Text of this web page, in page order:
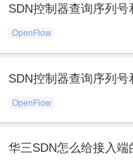
SDN控制器查询序列号
OpenFlow
SDN控制器查询序列号
OpenFlow
华三SDN怎么给接入端